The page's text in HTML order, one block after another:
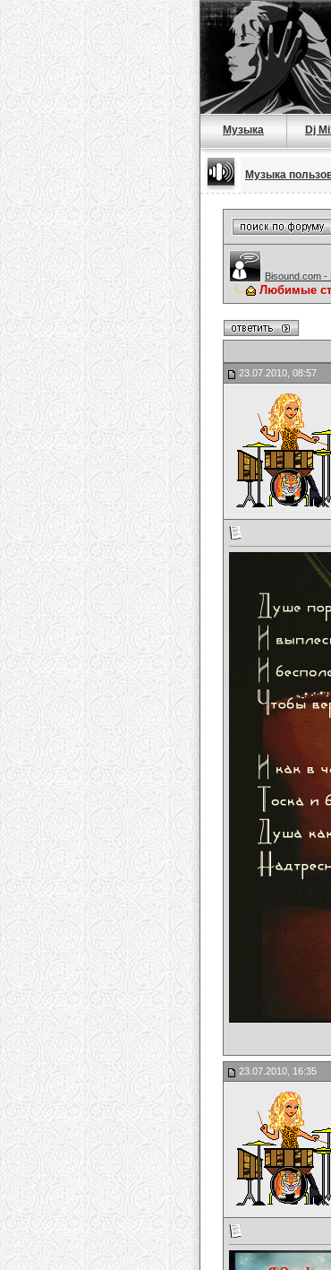
Музыка Dj
Музыка
Bisound.com
Любимые
23.07.2010, 08:57
23.07.2010, 16:35